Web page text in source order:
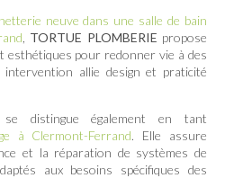
neuve dans une salle de bain
TORTUE PLOMBERIE propose
esthétiques pour redonner vie à des
intervention allie design et praticité
se distingue également en tant
à Clermont-Ferrand. Elle assure
et la réparation de systèmes de
aux besoins spécifiques des